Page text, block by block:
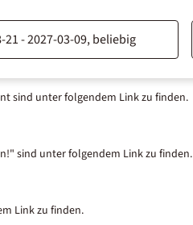
sind unter folgendem Link zu finden.
sind unter folgendem Link zu finden.
Link zu finden.